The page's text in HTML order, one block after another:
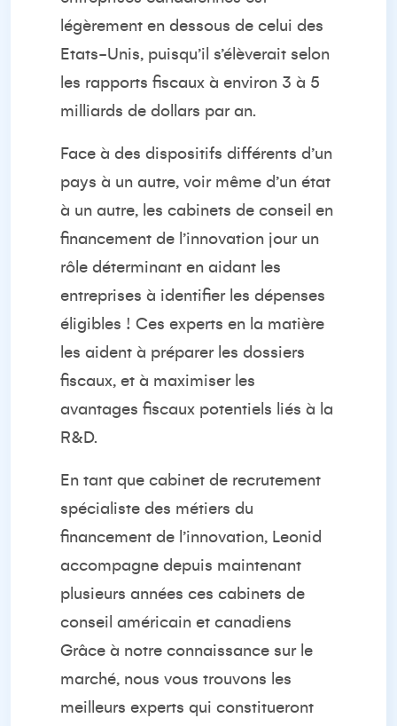
légèrement en dessous de celui des
Etats-Unis, puisqu’il s’élèverait selon
les rapports fiscaux à environ 3 à 5
milliards de dollars par an.
Face à des dispositifs différents d’un
pays à un autre, voir même d’un état
à un autre, les cabinets de conseil en
financement de l’innovation jour un
rôle déterminant en aidant les
entreprises à identifier les dépenses
éligibles ! Ces experts en la matière
les aident à préparer les dossiers
fiscaux, et à maximiser les
avantages fiscaux potentiels liés à la
R&D.
En tant que cabinet de recrutement
spécialiste des métiers du
financement de l’innovation, Leonid
accompagne depuis maintenant
plusieurs années ces cabinets de
conseil américain et canadiens
Grâce à notre connaissance sur le
marché, nous vous trouvons les
meilleurs experts qui constitueront